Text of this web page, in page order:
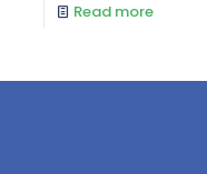
Read more